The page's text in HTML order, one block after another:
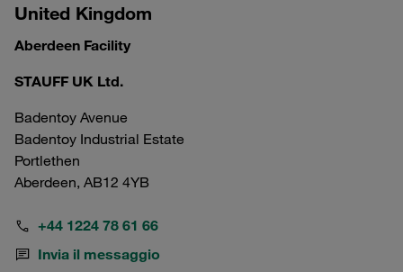
United Kingdom
Aberdeen Facility
STAUFF UK Ltd.
Badentoy Avenue
Badentoy Industrial Estate
Portlethen
Aberdeen, AB12 4YB
+44 1224 78 61 66
Invia il messaggio